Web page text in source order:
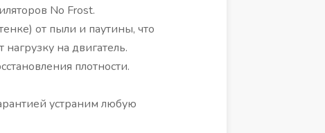
No Frost.
от пыли и паутины, что
на двигатель.
плотности.
устраним любую